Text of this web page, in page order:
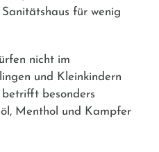
für wenig
nicht im
und Kleinkindern
betrifft besonders
Menthol und Kampfer